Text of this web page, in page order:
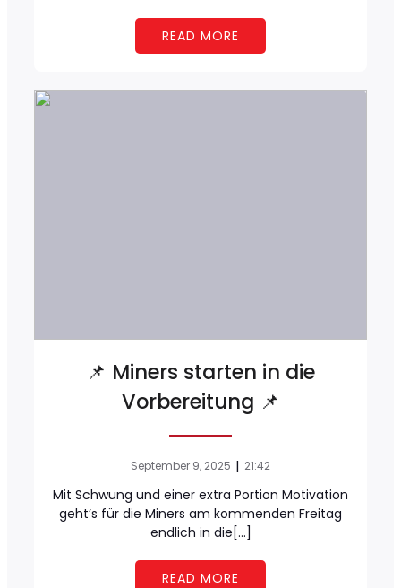
READ MORE
📌 Miners starten in die
Vorbereitung 📌
September 9, 2025 | 21:42
Mit Schwung und einer extra Portion Motivation
geht’s für die Miners am kommenden Freitag
endlich in die[…]
READ MORE